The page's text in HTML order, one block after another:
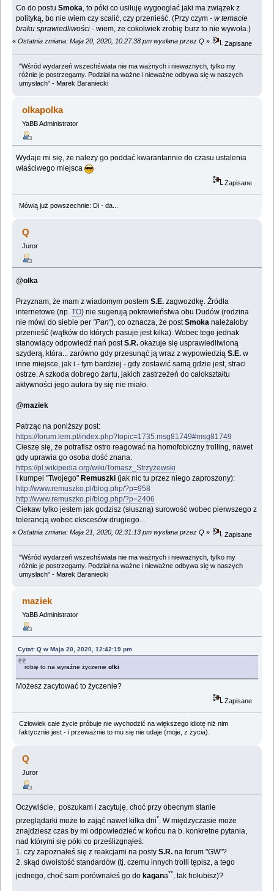
Co do postuSmoka , to póki co usiłuję wygooglać jaki ma związek z
polityką, bo nie wiem czy scalić, czy przenieść. (Przy czym -w temacie
braku sprawiedliwości - wiem, że cokolwiek zrobię burz to nie wywoła.)
« Ostatnia zmiana: Maja 20, 2020, 10:27:38 pm wysłana przez Q » Zapisane
"Wśród wydarzeń wszechświata nie ma ważnych i nieważnych, tylko my
różnie je postrzegamy. Podział na ważne i nieważne odbywa się w naszych
umysłach" - Marek Baraniecki
olkapolka
YaBB Administrator
Wydaje mi się, że nalezy go poddać kwarantannie do czasu ustalenia
właściwego miejsca
Zapisane
Mówią już powszechnie: Di - da...
Q
Juror
@olka
Przyznam, że mam z wiadomym postemS.E. zagwozdkę. Źródła
internetowe (np.TO) nie sugerują pokrewieństwa obu Dudów (rodzina
nie mówi do siebie per "Pan"), co oznacza, że postSmoka należałoby
przenieść (wątków do których pasuje jest kilka). Wobec tego jednak
stanowiący odpowiedź nań postS.R. okazuje się usprawiedliwioną
szyderą, która... zarówno gdy przesunąć ją wraz z wypowiedziąS.E. w
inne miejsce, jak i - tym bardziej - gdy zostawić samą gdzie jest, straci
ostrze. A szkoda dobrego żartu, jakich zastrzeżeń do całokształtu
aktywności jego autora by się nie miało.
@maziek
Patrząc na poniższy post:
https://forum.lem.pl/index.php?topic=1735.msg81749#msg81749
Cieszę się, że potrafisz ostro reagować na homofobiczny trolling, nawet
gdy uprawia go osoba dość znana:
https://pl.wikipedia.org/wiki/Tomasz_Strzyżewski
I kumpel "Twojego"Remuszki (jak nic tu przez niego zaproszony):
http://www.remuszko.pl/blog.php/?p=958
http://www.remuszko.pl/blog.php/?p=2406
Ciekaw tylko jestem jak godzisz (słuszną) surowość wobec pierwszego z
tolerancją wobec ekscesów drugiego...
« Ostatnia zmiana: Maja 21, 2020, 02:31:13 pm wysłana przez Q » Zapisane
"Wśród wydarzeń wszechświata nie ma ważnych i nieważnych, tylko my
różnie je postrzegamy. Podział na ważne i nieważne odbywa się w naszych
umysłach" - Marek Baraniecki
maziek
YaBB Administrator
Cytat: Q w Maja 20, 2020, 12:42:19 pm
robię to na wyraźne życzenieolki
Możesz zacytować to życzenie?
Zapisane
Człowiek całe życie próbuje nie wychodzić na większego idiotę niż nim
faktycznie jest - i przeważnie to mu się nie udaje (moje, z życia).
Q
Juror
Oczywiście, poszukam i zacytuję, choć przy obecnym stanie
przeglądarki może to zająć nawet kilka dni* . W międzyczasie może
znajdziesz czas by mi odpowiedzieć w końcu na b. konkretne pytania,
nad którymi się póki co prześlizgnąłeś:
1. czy zapoznałeś się z reakcjami na postyS.R. na forum "GW"?
2. skąd dwoistość standardòw (tj. czemu innych trolli tępisz, a tego
jednego, choć sam porównałeś go dokagana**, tak hołubisz)?